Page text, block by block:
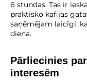
6 stundas. Tas ir
praktisko kafijas
saņēmējam laicīgi,
diena.
Pārliecinies
interesēm